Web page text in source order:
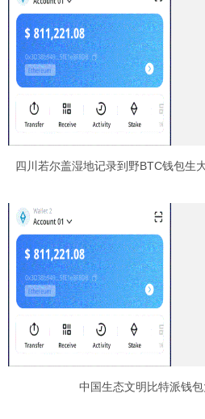
四川若尔盖湿地记录到野BTC钱包生
中国生态文明比特派钱